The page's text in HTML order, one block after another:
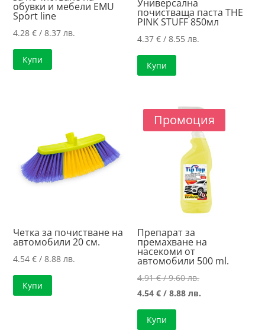
обувки и мебели EMU
Sport line
4.28€ / 8.37 лв.
Купи
Универсална
почистваща паста ТHE
PINK STUFF 850мл
4.37€ / 8.55 лв.
Купи
Четка за почистване на
автомобили 20 см.
4.54€ / 8.88 лв.
Купи
Промоция
Препарат за
премахване на
насекоми от
автомобили 500 ml.
4.91€/ 9.60 лв.Original
price
4.54€ / 8.88 лв.
Купи